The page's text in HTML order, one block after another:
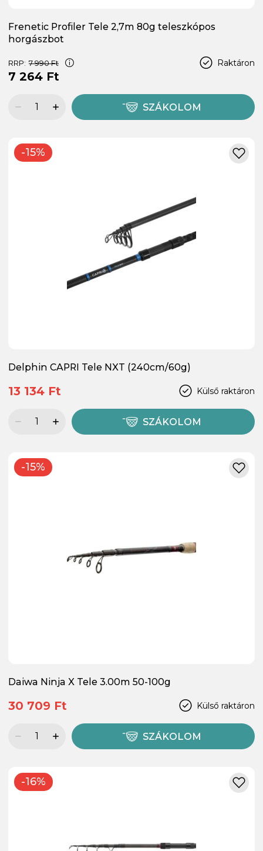
Frenetic Profiler Tele 2,7m 80g teleszkópos
horgászbot
Raktáron
RRP: 7 990 Ft
7 264 Ft
SZÁKOLOM
-15%
Delphin CAPRI Tele NXT (240cm/60g)
Külső raktáron
13 134 Ft
SZÁKOLOM
-15%
Daiwa Ninja X Tele 3.00m 50-100g
Külső raktáron
30 709 Ft
SZÁKOLOM
-16%